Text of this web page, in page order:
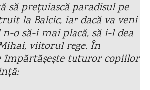
să prețuiască paradisul pe
la Balcic, iar dacă va veni
o să-i mai placă, să i-l dea
viitorul rege. În
împărtășește tuturor copiilor